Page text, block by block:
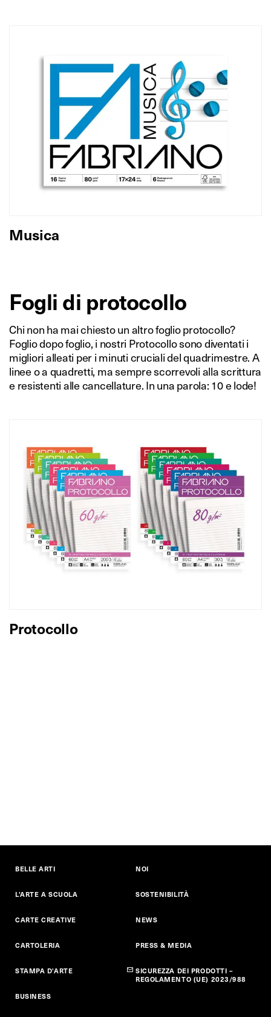
Musica
Fogli di protocollo
Chi non ha mai chiesto un altro foglio protocollo?
Foglio dopo foglio, i nostri Protocollo sono diventati i
migliori alleati per i minuti cruciali del quadrimestre. A
linee o a quadretti, ma sempre scorrevoli alla scrittura
e resistenti alle cancellature. In una parola: 10 e lode!
Protocollo
BELLE ARTI
L'ARTE A SCUOLA
CARTE CREATIVE
CARTOLERIA
STAMPA D'ARTE
BUSINESS
NOI
SOSTENIBILITÀ
NEWS
PRESS & MEDIA
SICUREZZA DEI PRODOTTI –
REGOLAMENTO (UE) 2023/988